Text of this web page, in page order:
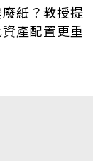
紙？教授提
產配置更重